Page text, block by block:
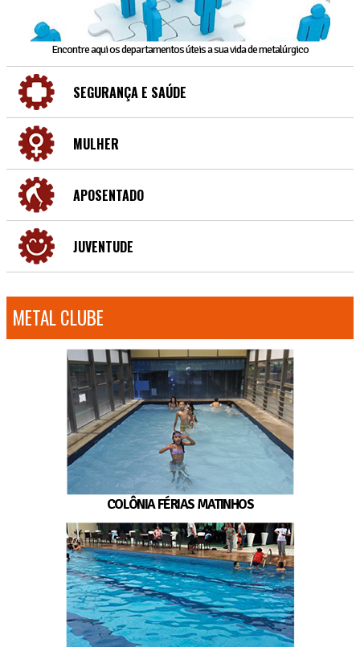
Encontre aqui os departamentos úteis a sua vida de metalúrgico
SEGURANÇA E SAÚDE
MULHER
APOSENTADO
JUVENTUDE
METAL CLUBE
COLÔNIA FÉRIAS MATINHOS